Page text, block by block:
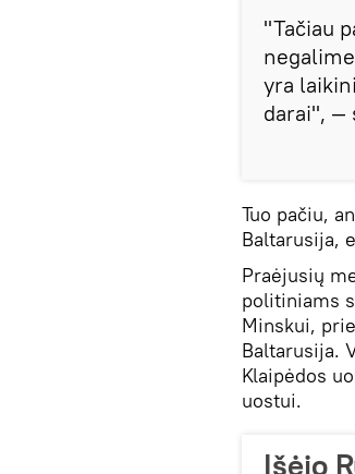
"Tačiau
yra
darai", —
Tuo pačiu,
Baltarusija,
Praėjusių
politiniams
Minskui,
Baltarusija.
Klaipėdos
uostui.
Išėjo